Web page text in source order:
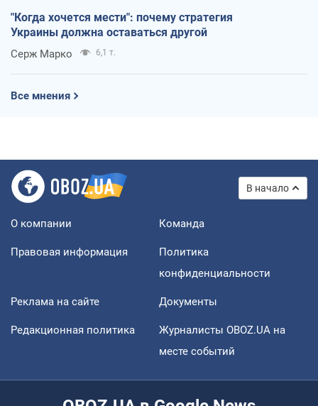
"Когда хочется мести": почему стратегия
Украины должна оставаться другой
Серж Марко 6,1 т.
Все мнения
В начало
О компании Команда
Правовая информация
Политика
конфиденциальности
Реклама на сайте Документы
Редакционная политика
Журналисты OBOZ.UA на
месте событий